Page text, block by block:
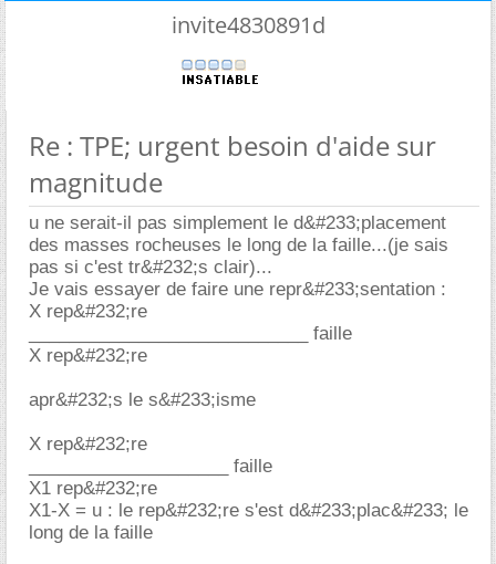
invite4830891d
Re : TPE; urgent besoin d'aide sur
magnitude
u ne serait-il pas simplement le d&#233;placement
des masses rocheuses le long de la faille...(je sais
pas si c'est tr&#232;s clair)...
Je vais essayer de faire une repr&#233;sentation :
X rep&#232;re
____________________________ faille
X rep&#232;re
apr&#232;s le s&#233;isme
X rep&#232;re
____________________ faille
X1 rep&#232;re
X1-X = u : le rep&#232;re s'est d&#233;plac&#233; le
long de la faille